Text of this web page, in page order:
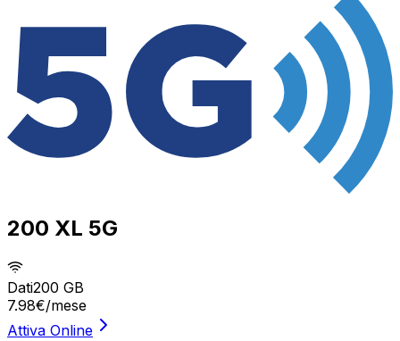
200 XL 5G
Dati200 GB
7.98€/mese
Attiva Online